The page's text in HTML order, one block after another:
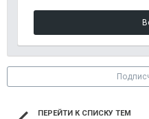
ПЕРЕЙТИ К СПИСКУ ТЕМ